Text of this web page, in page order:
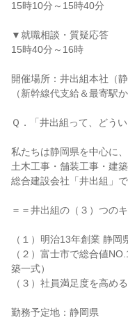
15時10分～15時40分
▼就職相談・質疑応答
15時40分～16時
開催場所：井出組本社（
（新幹線代支給＆最寄駅
Ｑ．「井出組って、どう
私たちは静岡県を中心に、
土木工事・舗装工事・建
総合建設会社「井出組」で
＝＝井出組の（３）つの
（１）明治13年創業 静岡
（２）富士市で総合値
築一式）
（３）社員満足度を高め
勤務予定地：静岡県